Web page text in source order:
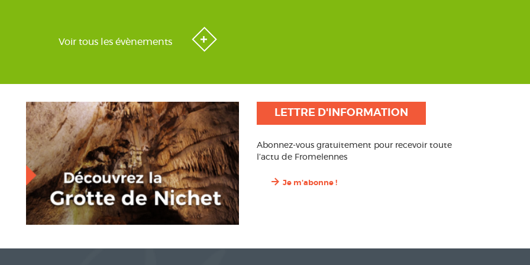
Voir tous les évènements
LETTRE D'INFORMATION
Abonnez-vous gratuitement pour recevoir toute
l’actu de Fromelennes
Je m'abonne !